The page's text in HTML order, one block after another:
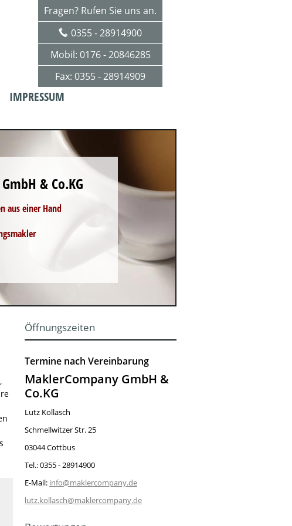
IMPRESSUM
Fragen? Rufen Sie uns an.
0355 - 28914900
Mobil: 0176 - 20846285
Fax: 0355 - 28914909
& Co.KG
aus einer Hand
Öffnungszeiten
Termine nach Vereinbarung
MaklerCompany GmbH &
Co.KG
Lutz Kollasch
Schmellwitzer Str. 25
03044 Cottbus
Tel.: 0355 - 28914900
E-Mail: info@maklercompany.de
lutz.kollasch@maklercompany.de